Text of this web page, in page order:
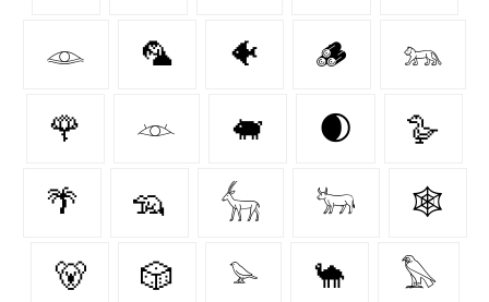
𓁼 🦜 🐠 🪵 𓃬
🌹 𓁺 🐖 🌒 🪿
🌴 🦡 𓃲 𓃽 🕸️
🐻 🎲 𓅫 🐪 𓅃